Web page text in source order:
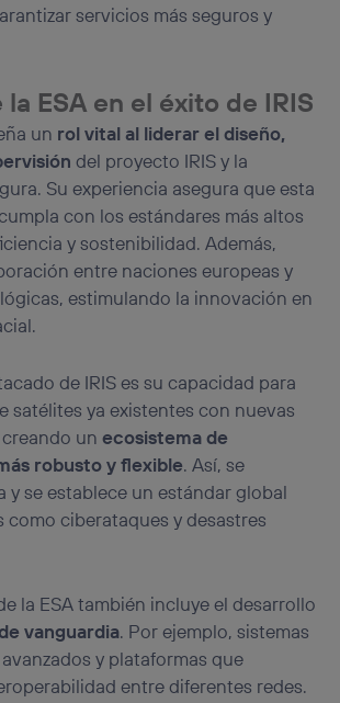
servicios más seguros y
ESA en el éxito de IRIS
un rol vital al liderar el diseño,
del proyecto IRIS y la
Su experiencia asegura que esta
con los estándares más altos
y sostenibilidad. Además,
entre naciones europeas y
estimulando la innovación en
de IRIS es su capacidad para
satélites ya existentes con nuevas
unecosistema de
robusto y flexible. Así, se
y se establece un estándar global
como ciberataques y desastres
la ESA también incluye el desarrollo
vanguardia. Por ejemplo, sistemas
y plataformas que
entre diferentes redes.